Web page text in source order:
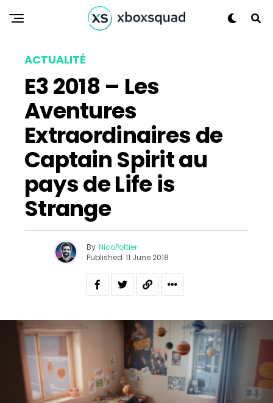
ACTUALITÉ
E3 2018 – Les
Aventures
Extraordinaires de
Captain Spirit au
pays de Life is
Strange
By NicoPottier
Published 11 June 2018
Flipboard
Reddit
Pinterest
Email